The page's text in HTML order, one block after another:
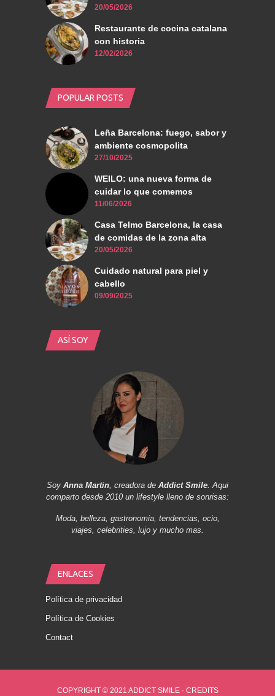
20/05/2026
Restaurante de cocina catalana
con historia
12/02/2026
POPULAR POSTS
Leña Barcelona: fuego, sabor y
ambiente cosmopolita
27/10/2025
WEILO: una nueva forma de
cuidar lo que comemos
11/06/2026
Casa Telmo Barcelona, la casa
de comidas de la zona alta
20/05/2026
Cuidado natural para piel y
cabello
09/09/2025
ASÍ SOY
Soy Anna Martin, creadora de Addict Smile. Aqui
comparto desde 2010 un lifestyle lleno de sonrisas:
Moda, belleza, gastronomia, tendencias, ocio,
viajes, celebrities, lujo y mucho mas.
ENLACES
Política de privacidad
Política de Cookies
Contact
COPYRIGHT © 2021 ADDICT SMILE · CREDITS